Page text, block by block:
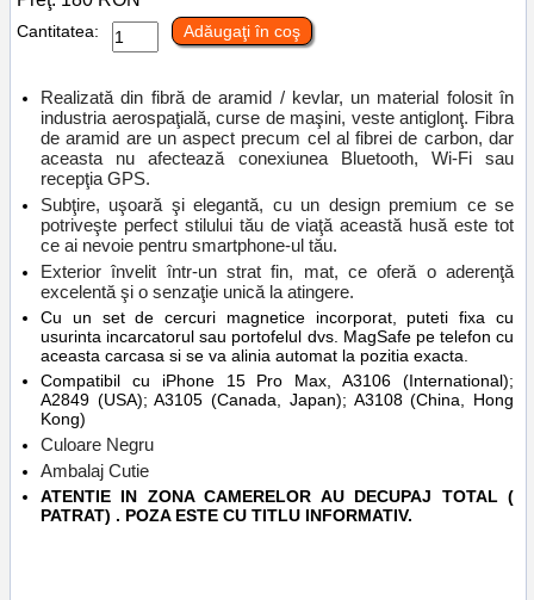
Cantitatea: Adăugaţi în coş
Realizată din fibră de aramid / kevlar, un material folosit în
industria aerospaţială, curse de maşini, veste antiglonţ. Fibra
de aramid are un aspect precum cel al fibrei de carbon, dar
aceasta nu afectează conexiunea Bluetooth, Wi-Fi sau
recepţia GPS.
Subţire, uşoară şi elegantă, cu un design premium ce se
potriveşte perfect stilului tău de viaţă această husă este tot
ce ai nevoie pentru smartphone-ul tău.
Exterior învelit într-un strat fin, mat, ce oferă o aderenţă
excelentă şi o senzaţie unică la atingere.
Cu un set de cercuri magnetice incorporat, puteti fixa cu
usurinta incarcatorul sau portofelul dvs. MagSafe pe telefon cu
aceasta carcasa si se va alinia automat la pozitia exacta.
Compatibil cu iPhone 15 Pro Max, A3106 (International);
A2849 (USA); A3105 (Canada, Japan); A3108 (China, Hong
Kong)
Culoare Negru
Ambalaj Cutie
ATENTIE IN ZONA CAMERELOR AU DECUPAJ TOTAL (
PATRAT) . POZA ESTE CU TITLU INFORMATIV.